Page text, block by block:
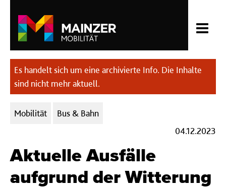
Es handelt sich um eine archivierte Info. Die Inhalte
sind nicht mehr aktuell.
Kategorien:
Mobilität
Bus & Bahn
04.12.2023
Aktuelle Ausfälle
aufgrund der Witterung